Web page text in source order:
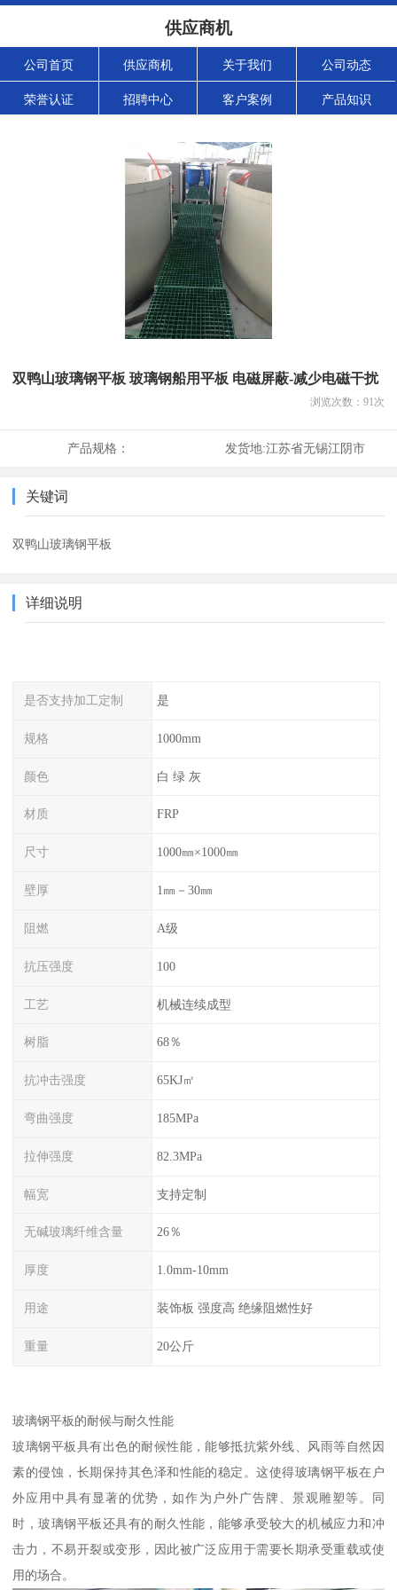
供应商机
公司首页 供应商机 关于我们 公司动态
荣誉认证 招聘中心 客户案例 产品知识
双鸭山玻璃钢平板 玻璃钢船用平板 电磁屏蔽-减少电磁干扰
浏览次数： 91次
产品规格： 发货地:江苏省无锡江阴市
关键词
双鸭山玻璃钢平板
详细说明
是否支持加工定制 是
规格 1000mm
颜色 白 绿 灰
材质 FRP
尺寸 1000㎜×1000㎜
壁厚 1㎜－30㎜
阻燃 A级
抗压强度 100
工艺 机械连续成型
树脂 68％
抗冲击强度 65KJ㎡
弯曲强度 185MPa
拉伸强度 82.3MPa
幅宽 支持定制
无碱玻璃纤维含量 26％
厚度 1.0mm-10mm
用途 装饰板 强度高 绝缘阻燃性好
重量 20公斤
玻璃钢平板的耐候与耐久性能
玻璃钢平板具有出色的耐候性能，能够抵抗紫外线、风雨等自然因
素的侵蚀，长期保持其色泽和性能的稳定。这使得玻璃钢平板在户
外应用中具有显著的优势，如作为户外广告牌、景观雕塑等。同
时，玻璃钢平板还具有的耐久性能，能够承受较大的机械应力和冲
击力，不易开裂或变形，因此被广泛应用于需要长期承受重载或使
用的场合。